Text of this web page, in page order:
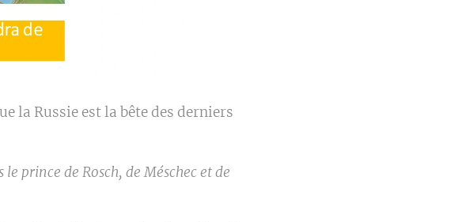
la Russie est la bête des derniers
prince de Rosch, de Méschec et de